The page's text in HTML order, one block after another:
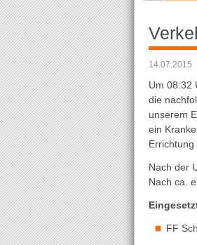
14.07.2015
Um 08:32
die
unserem
ein
Nach der
Nach ca.
FF